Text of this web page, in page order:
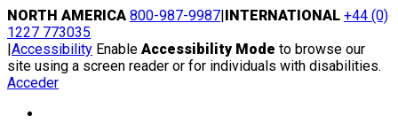
Skip
to
content
NORTH AMERICA 800-987-9987|INTERNATIONAL +44 (0)
1227 773035
|Accessibility Enable Accessibility Mode to browse our
site using a screen reader or for individuals with disabilities.
Acceder